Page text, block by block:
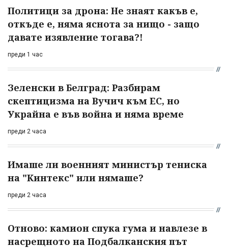
Политици за дрона: Не знаят какъв е,
откъде е, няма яснота за нищо - защо
давате изявление тогава?!
преди 1 час
Зеленски в Белград: Разбирам
скептицизма на Вучич към ЕС, но
Украйна е във война и няма време
преди 2 часа
Имаше ли военният министър тениска
на "Кинтекс" или нямаше?
преди 2 часа
Отново: камион спука гума и навлезе в
насрещното на Подбалканския път